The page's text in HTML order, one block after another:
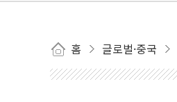
홈 글로벌·중국